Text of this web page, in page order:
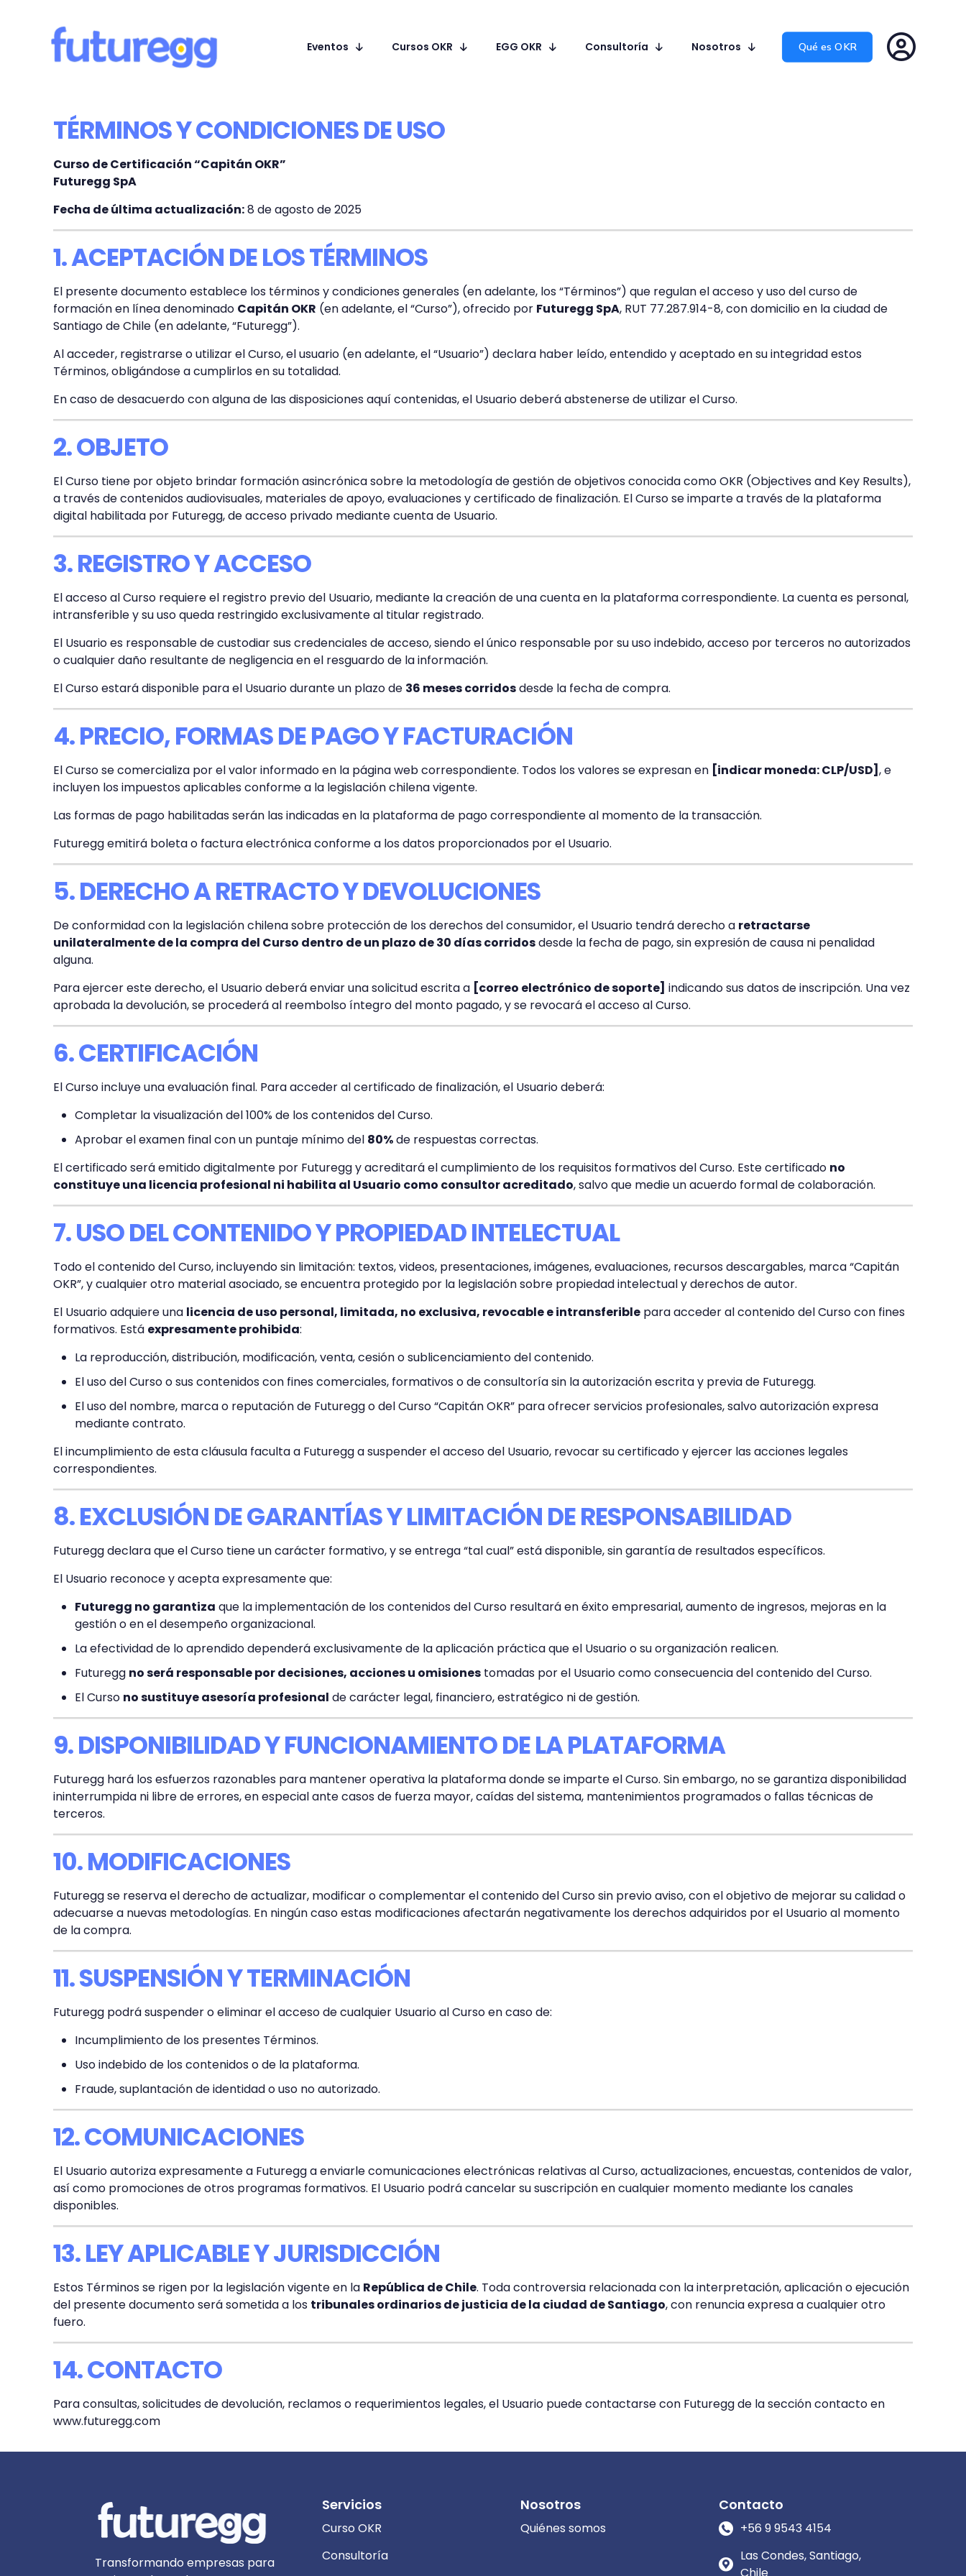
Eventos Cursos OKR EGG OKR Consultoría Nosotros Qué es OKR
TÉRMINOS Y CONDICIONES DE USO
Curso de Certificación “Capitán OKR”
Futuregg SpA
Fecha de última actualización:8 de agosto de 2025
1. ACEPTACIÓN DE LOS TÉRMINOS
El presente documento establece los términos y condiciones generales (en adelante, los “Términos”) que regulan el acceso y uso del curso de
formación en línea denominado Capitán OKR (en adelante, el “Curso”), ofrecido por Futuregg SpA, RUT 77.287.914-8, con domicilio en la ciudad de
Santiago de Chile (en adelante, “Futuregg”).
Al acceder, registrarse o utilizar el Curso, el usuario (en adelante, el “Usuario”) declara haber leído, entendido y aceptado en su integridad estos
Términos, obligándose a cumplirlos en su totalidad.
En caso de desacuerdo con alguna de las disposiciones aquí contenidas, el Usuario deberá abstenerse de utilizar el Curso.
2. OBJETO
El Curso tiene por objeto brindar formación asincrónica sobre la metodología de gestión de objetivos conocida como OKR (Objectives and Key Results),
a través de contenidos audiovisuales, materiales de apoyo, evaluaciones y certificado de finalización. El Curso se imparte a través de la plataforma
digital habilitada por Futuregg, de acceso privado mediante cuenta de Usuario.
3. REGISTRO Y ACCESO
El acceso al Curso requiere el registro previo del Usuario, mediante la creación de una cuenta en la plataforma correspondiente. La cuenta es personal,
intransferible y su uso queda restringido exclusivamente al titular registrado.
El Usuario es responsable de custodiar sus credenciales de acceso, siendo el único responsable por su uso indebido, acceso por terceros no autorizados
o cualquier daño resultante de negligencia en el resguardo de la información.
El Curso estará disponible para el Usuario durante un plazo de 36 meses corridosdesde la fecha de compra.
4. PRECIO, FORMAS DE PAGO Y FACTURACIÓN
El Curso se comercializa por el valor informado en la página web correspondiente. Todos los valores se expresan en [indicar moneda: CLP/USD], e
incluyen los impuestos aplicables conforme a la legislación chilena vigente.
Las formas de pago habilitadas serán las indicadas en la plataforma de pago correspondiente al momento de la transacción.
Futuregg emitirá boleta o factura electrónica conforme a los datos proporcionados por el Usuario.
5. DERECHO A RETRACTO Y DEVOLUCIONES
De conformidad con la legislación chilena sobre protección de los derechos del consumidor, el Usuario tendrá derecho a retractarse
unilateralmente de la compra del Curso dentro de un plazo de 30 días corridosdesde la fecha de pago, sin expresión de causa ni penalidad
alguna.
Para ejercer este derecho, el Usuario deberá enviar una solicitud escrita a [correo electrónico de soporte] indicando sus datos de inscripción. Una vez
aprobada la devolución, se procederá al reembolso íntegro del monto pagado, y se revocará el acceso al Curso.
6. CERTIFICACIÓN
El Curso incluye una evaluación final. Para acceder al certificado de finalización, el Usuario deberá:
Completar la visualización del 100% de los contenidos del Curso.
Aprobar el examen final con un puntaje mínimo del 80%de respuestas correctas.
El certificado será emitido digitalmente por Futuregg y acreditará el cumplimiento de los requisitos formativos del Curso. Este certificado no
constituye una licencia profesional ni habilita al Usuario como consultor acreditado, salvo que medie un acuerdo formal de colaboración.
7. USO DEL CONTENIDO Y PROPIEDAD INTELECTUAL
Todo el contenido del Curso, incluyendo sin limitación: textos, videos, presentaciones, imágenes, evaluaciones, recursos descargables, marca “Capitán
OKR”, y cualquier otro material asociado, se encuentra protegido por la legislación sobre propiedad intelectual y derechos de autor.
El Usuario adquiere una licencia de uso personal, limitada, no exclusiva, revocable e intransferible para acceder al contenido del Curso con fines
formativos. Está expresamente prohibida:
La reproducción, distribución, modificación, venta, cesión o sublicenciamiento del contenido.
El uso del Curso o sus contenidos con fines comerciales, formativos o de consultoría sin la autorización escrita y previa de Futuregg.
El uso del nombre, marca o reputación de Futuregg o del Curso “Capitán OKR” para ofrecer servicios profesionales, salvo autorización expresa
mediante contrato.
El incumplimiento de esta cláusula faculta a Futuregg a suspender el acceso del Usuario, revocar su certificado y ejercer las acciones legales
correspondientes.
8. EXCLUSIÓN DE GARANTÍAS Y LIMITACIÓN DE RESPONSABILIDAD
Futuregg declara que el Curso tiene un carácter formativo, y se entrega “tal cual” está disponible, sin garantía de resultados específicos.
El Usuario reconoce y acepta expresamente que:
Futuregg no garantiza que la implementación de los contenidos del Curso resultará en éxito empresarial, aumento de ingresos, mejoras en la
gestión o en el desempeño organizacional.
La efectividad de lo aprendido dependerá exclusivamente de la aplicación práctica que el Usuario o su organización realicen.
Futuregg no será responsable por decisiones, acciones u omisiones tomadas por el Usuario como consecuencia del contenido del Curso.
El Curso no sustituye asesoría profesional de carácter legal, financiero, estratégico ni de gestión.
9. DISPONIBILIDAD Y FUNCIONAMIENTO DE LA PLATAFORMA
Futuregg hará los esfuerzos razonables para mantener operativa la plataforma donde se imparte el Curso. Sin embargo, no se garantiza disponibilidad
ininterrumpida ni libre de errores, en especial ante casos de fuerza mayor, caídas del sistema, mantenimientos programados o fallas técnicas de
terceros.
10. MODIFICACIONES
Futuregg se reserva el derecho de actualizar, modificar o complementar el contenido del Curso sin previo aviso, con el objetivo de mejorar su calidad o
adecuarse a nuevas metodologías. En ningún caso estas modificaciones afectarán negativamente los derechos adquiridos por el Usuario al momento
de la compra.
11. SUSPENSIÓN Y TERMINACIÓN
Futuregg podrá suspender o eliminar el acceso de cualquier Usuario al Curso en caso de:
Incumplimiento de los presentes Términos.
Uso indebido de los contenidos o de la plataforma.
Fraude, suplantación de identidad o uso no autorizado.
12. COMUNICACIONES
El Usuario autoriza expresamente a Futuregg a enviarle comunicaciones electrónicas relativas al Curso, actualizaciones, encuestas, contenidos de valor,
así como promociones de otros programas formativos. El Usuario podrá cancelar su suscripción en cualquier momento mediante los canales
disponibles.
13. LEY APLICABLE Y JURISDICCIÓN
Estos Términos se rigen por la legislación vigente en la República de Chile. Toda controversia relacionada con la interpretación, aplicación o ejecución
del presente documento será sometida a los tribunales ordinarios de justicia de la ciudad de Santiago, con renuncia expresa a cualquier otro
fuero.
14. CONTACTO
Para consultas, solicitudes de devolución, reclamos o requerimientos legales, el Usuario puede contactarse con Futuregg de la sección contacto en
www.futuregg.com
Transformando empresas para
Servicios
Curso OKR
Consultoría
Nosotros
Quiénes somos
Contacto
+56 9 9543 4154
Las Condes, Santiago,